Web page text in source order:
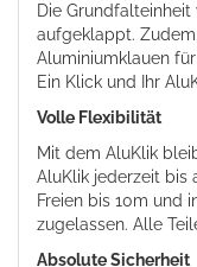
Die
aufgeklappt.
Aluminiumklauen
Ein Klick und Ihr
Volle Flexibilität
Mit dem AluKlik
AluKlik jederzeit bis
Freien bis 10m und
zugelassen. Alle
Absolute Sicherheit